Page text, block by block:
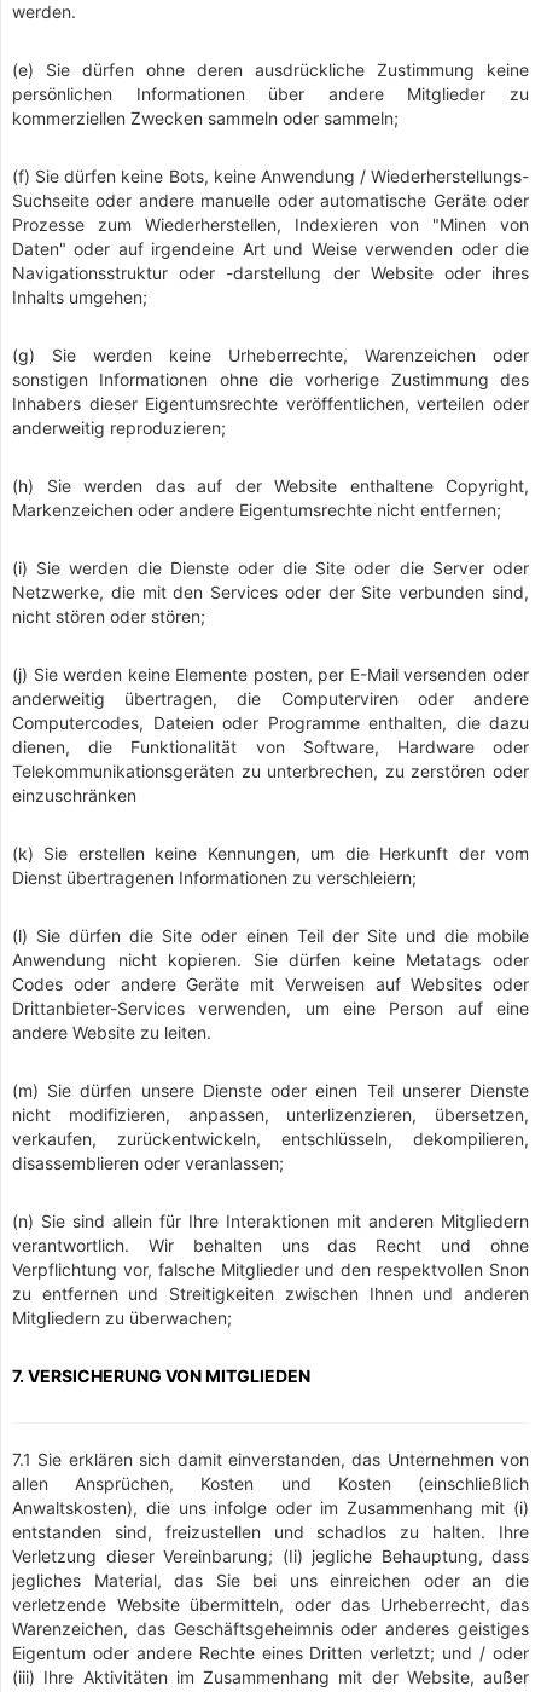
werden.
(e) Sie dürfen ohne deren ausdrückliche Zustimmung keine
persönlichen Informationen über andere Mitglieder zu
kommerziellen Zwecken sammeln oder sammeln;
(f) Sie dürfen keine Bots, keine Anwendung / Wiederherstellungs-
Suchseite oder andere manuelle oder automatische Geräte oder
Prozesse zum Wiederherstellen, Indexieren von "Minen von
Daten" oder auf irgendeine Art und Weise verwenden oder die
Navigationsstruktur oder -darstellung der Website oder ihres
Inhalts umgehen;
(g) Sie werden keine Urheberrechte, Warenzeichen oder
sonstigen Informationen ohne die vorherige Zustimmung des
Inhabers dieser Eigentumsrechte veröffentlichen, verteilen oder
anderweitig reproduzieren;
(h) Sie werden das auf der Website enthaltene Copyright,
Markenzeichen oder andere Eigentumsrechte nicht entfernen;
(i) Sie werden die Dienste oder die Site oder die Server oder
Netzwerke, die mit den Services oder der Site verbunden sind,
nicht stören oder stören;
(j) Sie werden keine Elemente posten, per E-Mail versenden oder
anderweitig übertragen, die Computerviren oder andere
Computercodes, Dateien oder Programme enthalten, die dazu
dienen, die Funktionalität von Software, Hardware oder
Telekommunikationsgeräten zu unterbrechen, zu zerstören oder
einzuschränken
(k) Sie erstellen keine Kennungen, um die Herkunft der vom
Dienst übertragenen Informationen zu verschleiern;
(l) Sie dürfen die Site oder einen Teil der Site und die mobile
Anwendung nicht kopieren. Sie dürfen keine Metatags oder
Codes oder andere Geräte mit Verweisen auf Websites oder
Drittanbieter-Services verwenden, um eine Person auf eine
andere Website zu leiten.
(m) Sie dürfen unsere Dienste oder einen Teil unserer Dienste
nicht modifizieren, anpassen, unterlizenzieren, übersetzen,
verkaufen, zurückentwickeln, entschlüsseln, dekompilieren,
disassemblieren oder veranlassen;
(n) Sie sind allein für Ihre Interaktionen mit anderen Mitgliedern
verantwortlich. Wir behalten uns das Recht und ohne
Verpflichtung vor, falsche Mitglieder und den respektvollen Snon
zu entfernen und Streitigkeiten zwischen Ihnen und anderen
Mitgliedern zu überwachen;
7. VERSICHERUNG VON MITGLIEDEN
7.1 Sie erklären sich damit einverstanden, das Unternehmen von
allen Ansprüchen, Kosten und Kosten (einschließlich
Anwaltskosten), die uns infolge oder im Zusammenhang mit (i)
entstanden sind, freizustellen und schadlos zu halten. Ihre
Verletzung dieser Vereinbarung; (Ii) jegliche Behauptung, dass
jegliches Material, das Sie bei uns einreichen oder an die
verletzende Website übermitteln, oder das Urheberrecht, das
Warenzeichen, das Geschäftsgeheimnis oder anderes geistiges
Eigentum oder andere Rechte eines Dritten verletzt; und / oder
(iii) Ihre Aktivitäten im Zusammenhang mit der Website, außer